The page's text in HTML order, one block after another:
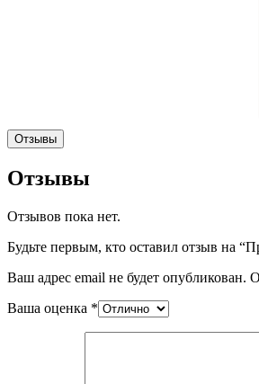
Отзывы
Отзывы
Отзывов пока нет.
Будьте первым, кто оставил отзыв на
Ваш адрес email не будет опубликован.
Ваша оценка *